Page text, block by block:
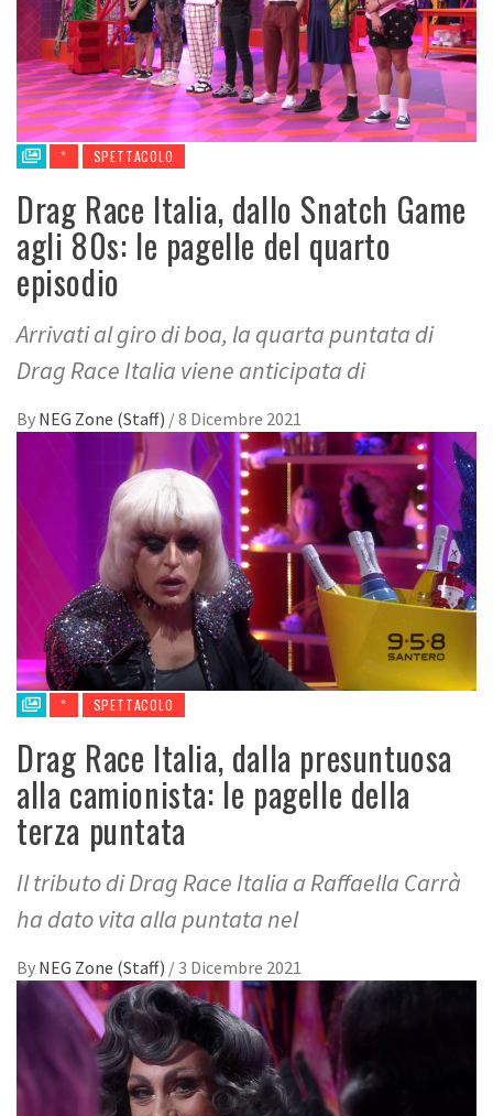
* SPETTACOLO
Drag Race Italia, dallo Snatch Game
agli 80s: le pagelle del quarto
episodio
Arrivati al giro di boa, la quarta puntata di
Drag Race Italia viene anticipata di
By NEG Zone (Staff) /8 Dicembre 2021
* SPETTACOLO
Drag Race Italia, dalla presuntuosa
alla camionista: le pagelle della
terza puntata
Il tributo di Drag Race Italia a Raffaella Carrà
ha dato vita alla puntata nel
By NEG Zone (Staff) / 3 Dicembre 2021